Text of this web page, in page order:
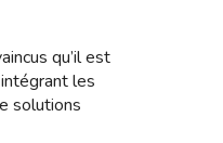
qu’il est
les
solutions